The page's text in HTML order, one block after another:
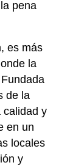
pena
es más
la
de la
calidad y
en un
locales
y